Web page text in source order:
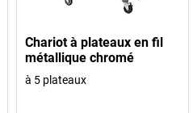
Chariot à plateaux en fil
métallique chromé
à 5 plateaux